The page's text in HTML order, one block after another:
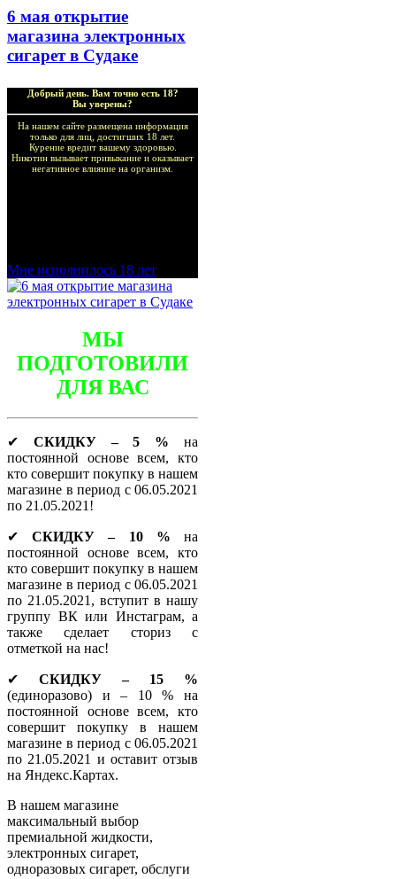
6 мая открытие
магазина электронных
сигарет в Судаке
Добрый день. Вам точно есть 18?
Вы уверены?
На нашем сайте размещена информация
только для лиц, достигших 18 лет.
Курение вредит вашему здоровью.
Никотин вызывает привыкание и оказывает
негативное влияние на организм.
Мне исполнилось 18 лет
МЫ
ПОДГОТОВИЛИ
ДЛЯ ВАС
✔ СКИДКУ – 5 % на
постоянной основе всем, кто
кто совершит покупку в нашем
магазине в период с 06.05.2021
по 21.05.2021!
✔СКИДКУ – 10 % на
постоянной основе всем, кто
кто совершит покупку в нашем
магазине в период с 06.05.2021
по 21.05.2021, вступит в нашу
группу ВК или Инстаграм, а
также сделает сториз с
отметкой на нас!
✔ СКИДКУ – 15 %
(единоразово) и – 10 % на
постоянной основе всем, кто
совершит покупку в нашем
магазине в период с 06.05.2021
по 21.05.2021 и оставит отзыв
на Яндекс.Картах.
В нашем магазине
максимальный выбор
премиальной жидкости,
электронных сигарет,
одноразовых сигарет, обслуги